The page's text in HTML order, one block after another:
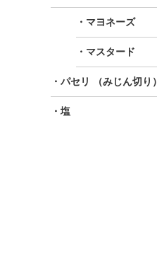
・マヨネーズ
・マスタード
・パセリ （みじん切り）
・塩